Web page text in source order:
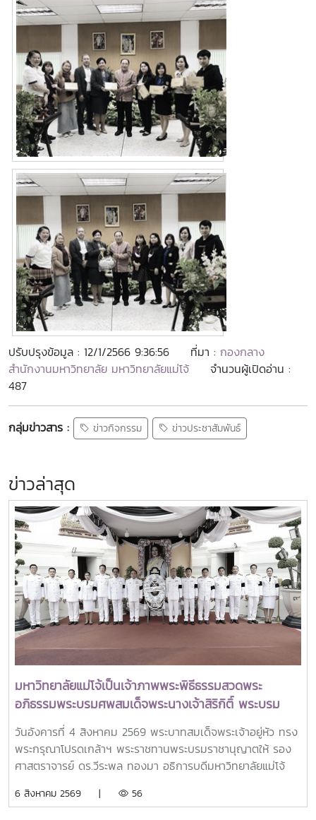
ปรับปรุงข้อมูล : 12/1/2566 9:36:56 ที่มา : กองกลาง
สำนักงานมหาวิทยาลัย มหาวิทยาลัยแม่โจ้
จำนวนผู้เปิดอ่าน :
487
กลุ่มข่าวสาร : ข่าวกิจกรรม ข่าวประชาสัมพันธ์
ข่าวล่าสุด
มหาวิทยาลัยแม่โจ้เป็นเจ้าภาพพระพิธีธรรมสวดพระ
อภิธรรมพระบรมศพสมเด็จพระนางเจ้าสิริกิติ์ พระบรม
ราชินีนาถ พระบรมราชชนนีพันปีหลวง พร้อมเข้ากราบ
ถวายบังคมพระศพ สมเด็จพระเจ้าลูกเธอ เจ้าฟ้าพัชรกิติยา
ภา นเรนทิราเทพยวดี กรมหลวงราชสาริณีสิริพัชร มหา
วันอังคารที่ 4 สิงหาคม 2569 พระบาทสมเด็จพระเจ้าอยู่หัว ทรง
พระกรุณาโปรดเกล้าฯ พระราชทานพระบรมราชานุญาตให้ รอง
ศาสตราจารย์ ดร.วีระพล ทองมา อธิการบดีมหาวิทยาลัยแม่โจ้
บุคลากร รวมจำนวน 25 คน เป็นเจ้าภาพพระพิธีธรรมสวดพระ
6 สิงหาคม 2569 | 56